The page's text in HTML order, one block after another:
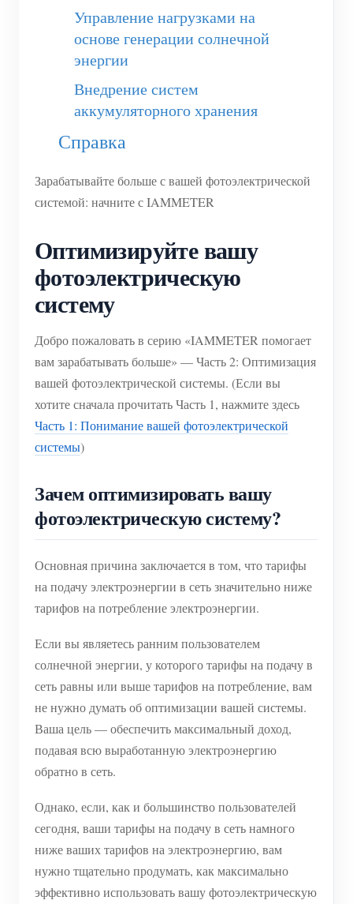
IAMMETER Cloud Pro
Сервис самостоятельного размещения
Зарядное устройство EV
Симулятор IAMMETER
энергии
Монитор энергии солнечной PV-системы
Монитор потребления электроэнергии
Система управления PV-нагревателем
Домашняя автоматизация
Магазин
Ресурсы
Быстрый старт продукта
Документация
Обучающее видео
FAQ
Сообщество
Программа участников
Центр участников
Мероприятия IAMMETER
Обзор сайта
PV-рейтинг
Решения
Контакты
О нас
Управление нагрузками на
основе генерации солнечной
энергии
Внедрение систем
аккумуляторного хранения
Справка
Зарабатывайте больше с вашей фотоэлектрической
системой: начните с IAMMETER
Оптимизируйте вашу
фотоэлектрическую
систему
Добро пожаловать в серию «IAMMETER помогает
вам зарабатывать больше» — Часть 2: Оптимизация
вашей фотоэлектрической системы. (Если вы
хотите сначала прочитать Часть 1, нажмите здесь
Часть 1: Понимание вашей фотоэлектрической
системы)
Зачем оптимизировать вашу
фотоэлектрическую систему?
Основная причина заключается в том, что тарифы
на подачу электроэнергии в сеть значительно ниже
тарифов на потребление электроэнергии.
Если вы являетесь ранним пользователем
солнечной энергии, у которого тарифы на подачу в
сеть равны или выше тарифов на потребление, вам
не нужно думать об оптимизации вашей системы.
Ваша цель — обеспечить максимальный доход,
подавая всю выработанную электроэнергию
обратно в сеть.
Однако, если, как и большинство пользователей
сегодня, ваши тарифы на подачу в сеть намного
ниже ваших тарифов на электроэнергию, вам
нужно тщательно продумать, как максимально
эффективно использовать вашу фотоэлектрическую